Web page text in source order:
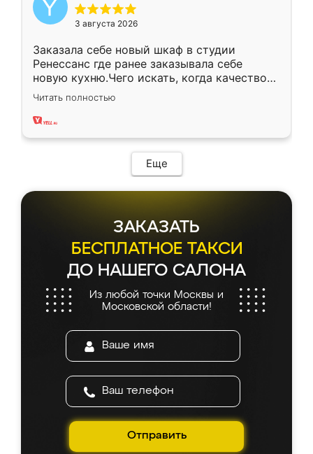
3 августа 2026
Заказала себе новый шкаф в студии
Ренессанс где ранее заказывала себе
новую кухню.Чего искать, когда качеством
вполне довольна. Служит кухня уже почти
два года, нареканий нет.
Читать полностью
Еще
ЗАКАЗАТЬ
БЕСПЛАТНОЕ ТАКСИ
ДО НАШЕГО САЛОНА
Из любой точки Москвы и
Московской области!
Отправить